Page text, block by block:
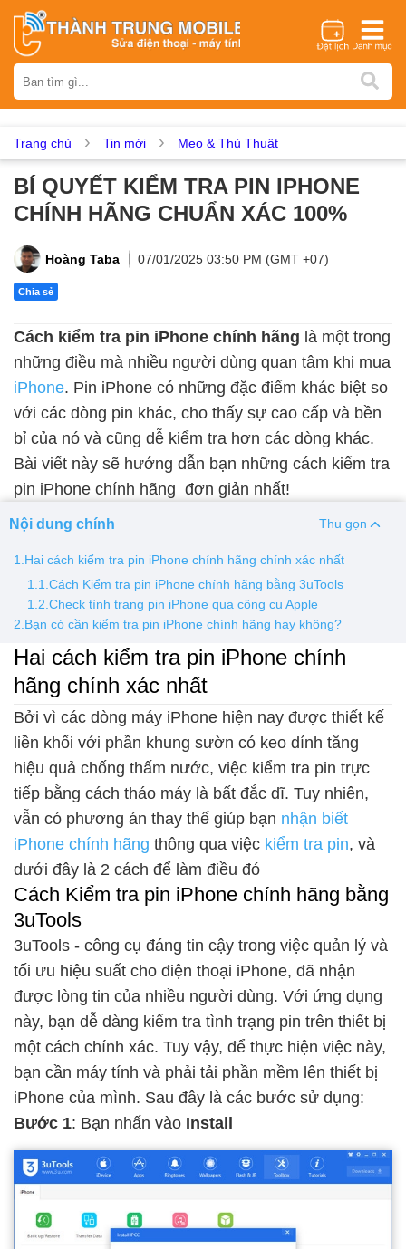
iPhone Samsung Oppo Xiaomi Realme Vivo
Asus Sony Vertu LG Tecno
Dịch vụ sửa chữa
Thay loa Thay kính lưng Thay vỏ Thay chân sạc
Màn hình Xiaomi Màn hình Realme Màn hình Vivo
Màn hình Vsmart Màn hình Google Pixel
Thay pin
Pin iPhone Pin Samsumg Pin Oppo Pin Xiaomi
Pin Realme
Thay vỏ
Vỏ iPhone Vỏ Samsung Vỏ Xiaomi Vỏ Oppo
Vỏ Huawei
Trang chủ Tin mới Mẹo & Thủ Thuật
BÍ QUYẾT KIỂM TRA PIN IPHONE
CHÍNH HÃNG CHUẨN XÁC 100%
Hoàng Taba 07/01/2025 03:50 PM (GMT +07)
Chia sẻ
Cách kiểm tra pin iPhone chính hãng là một trong
những điều mà nhiều người dùng quan tâm khi mua
iPhone. Pin iPhone có những đặc điểm khác biệt so
với các dòng pin khác, cho thấy sự cao cấp và bền
bỉ của nó và cũng dễ kiểm tra hơn các dòng khác.
Bài viết này sẽ hướng dẫn bạn những cách kiểm tra
pin iPhone chính hãng đơn giản nhất!
Nội dung chính Thu gọn
1.Hai cách kiểm tra pin iPhone chính hãng chính xác nhất
1.1.Cách Kiểm tra pin iPhone chính hãng bằng 3uTools
1.2.Check tình trạng pin iPhone qua công cụ Apple
2.Bạn có cần kiểm tra pin iPhone chính hãng hay không?
Hai cách kiểm tra pin iPhone chính
hãng chính xác nhất
Bởi vì các dòng máy iPhone hiện nay được thiết kế
liền khối với phần khung sườn có keo dính tăng
hiệu quả chống thấm nước, việc kiểm tra pin trực
tiếp bằng cách tháo máy là bất đắc dĩ. Tuy nhiên,
vẫn có phương án thay thế giúp bạn nhận biết
iPhone chính hãng thông qua việc kiểm tra pin, và
dưới đây là 2 cách để làm điều đó
Cách Kiểm tra pin iPhone chính hãng bằng
3uTools
3uTools - công cụ đáng tin cậy trong việc quản lý và
tối ưu hiệu suất cho điện thoại iPhone, đã nhận
được lòng tin của nhiều người dùng. Với ứng dụng
này, bạn dễ dàng kiểm tra tình trạng pin trên thiết bị
một cách chính xác. Tuy vậy, để thực hiện việc này,
bạn cần máy tính và phải tải phần mềm lên thiết bị
iPhone của mình. Sau đây là các bước sử dụng:
Bước 1: Bạn nhấn vào Install